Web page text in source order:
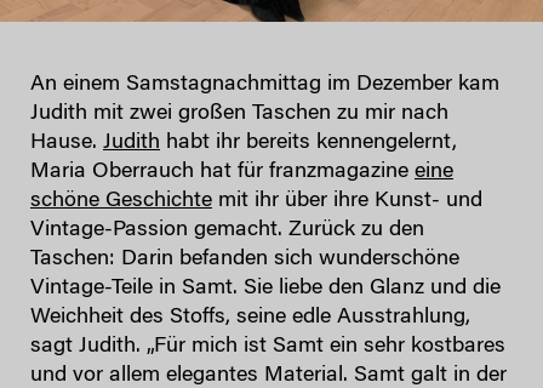
An einem Samstagnachmittag im Dezember kam
Judith mit zwei großen Taschen zu mir nach
Hause. Judith habt ihr bereits kennengelernt,
Maria Oberrauch hat für franzmagazine eine
schöne Geschichte mit ihr über ihre Kunst- und
Vintage-Passion gemacht. Zurück zu den
Taschen: Darin befanden sich wunderschöne
Vintage-Teile in Samt. Sie liebe den Glanz und die
Weichheit des Stoffs, seine edle Ausstrahlung,
sagt Judith. „Für mich ist Samt ein sehr kostbares
und vor allem elegantes Material. Samt galt in der